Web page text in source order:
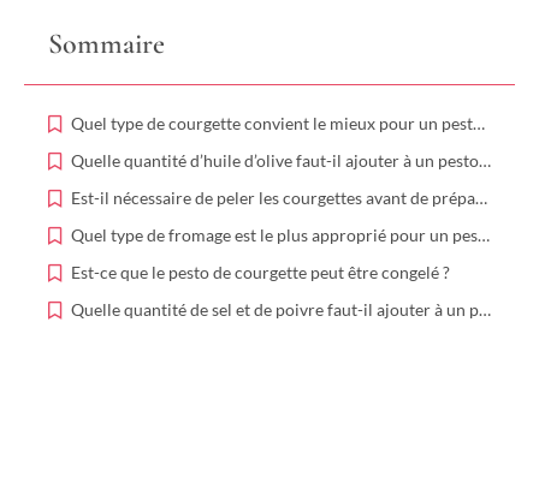
Sommaire
Quel type de courgette convient le mieux pour un pesto ?
Quelle quantité d’huile d’olive faut-il ajouter à un pesto de courgette ?
Est-il nécessaire de peler les courgettes avant de préparer un pesto ?
Quel type de fromage est le plus approprié pour un pesto de courgette ?
Est-ce que le pesto de courgette peut être congelé ?
Quelle quantité de sel et de poivre faut-il ajouter à un pesto de courgette ?